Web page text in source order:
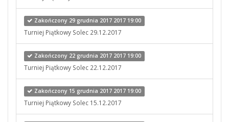
Zakończony 29 grudnia 2017 2017 19:00
Turniej Piątkowy Solec 29.12.2017
Zakończony 22 grudnia 2017 2017 19:00
Turniej Piątkowy Solec 22.12.2017
Zakończony 15 grudnia 2017 2017 19:00
Turniej Piątkowy Solec 15.12.2017